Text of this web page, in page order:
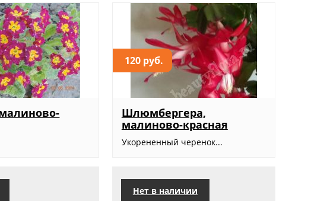
120 руб.
Шлюмбергера,
малиново-красная
Укорененный черенок...
Нет в наличии